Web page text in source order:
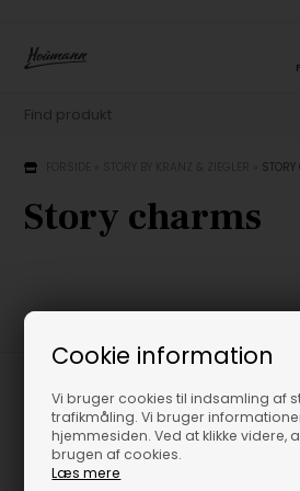
Cookie information
Vi bruger cookies til indsamling af
trafikmåling. Vi bruger
hjemmesiden. Ved at klikke videre,
brugen af cookies.
Læs mere
Story charms
Har du brug for hjælp?